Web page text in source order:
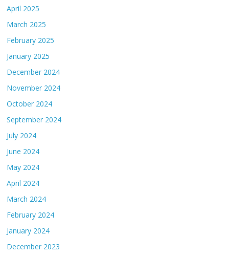
April 2025
March 2025
February 2025
January 2025
December 2024
November 2024
October 2024
September 2024
July 2024
June 2024
May 2024
April 2024
March 2024
February 2024
January 2024
December 2023